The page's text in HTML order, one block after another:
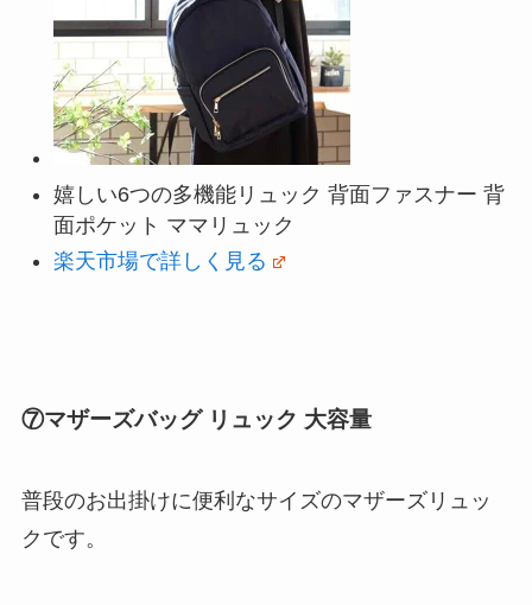
嬉しい6つの多機能リュック 背面ファスナー 背
面ポケット ママリュック
楽天市場で詳しく見る
⑦マザーズバッグ リュック 大容量
普段のお出掛けに便利なサイズのマザーズリュッ
クです。